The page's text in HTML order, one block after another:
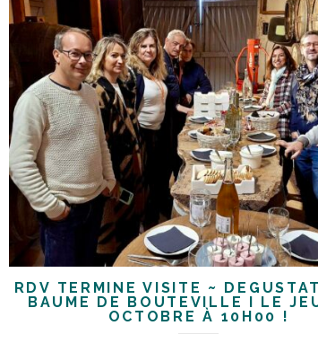
RDV TERMINÉ VISITE ~
BAUME DE BOUTEVILLE I LE
OCTOBRE À 10H00 !